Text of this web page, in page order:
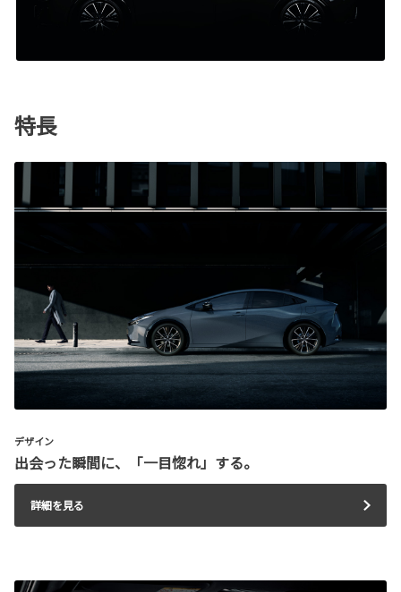
特長
デザイン
出会った瞬間に、「一目惚れ」する。
詳細を見る